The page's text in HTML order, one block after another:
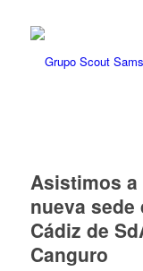
Asistimos
nueva sede
Cádiz de
Canguro